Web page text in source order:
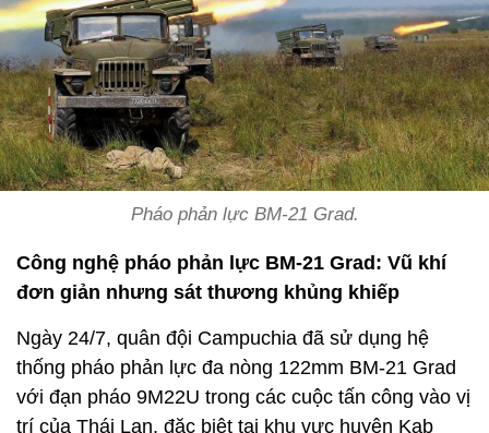
Pháo phản lực BM-21 Grad.
Công nghệ pháo phản lực BM-21 Grad: Vũ khí
đơn giản nhưng sát thương khủng khiếp
Ngày 24/7, quân đội Campuchia đã sử dụng hệ
thống pháo phản lực đa nòng 122mm BM-21 Grad
với đạn pháo 9M22U trong các cuộc tấn công vào vị
trí của Thái Lan, đặc biệt tại khu vực huyện Kab